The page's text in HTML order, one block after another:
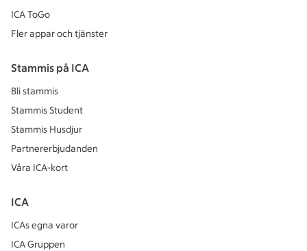
ICA ToGo
Fler appar och tjänster
Stammis på ICA
Bli stammis
Stammis Student
Stammis Husdjur
Partnererbjudanden
Våra ICA-kort
ICA
ICAs egna varor
ICA Gruppen